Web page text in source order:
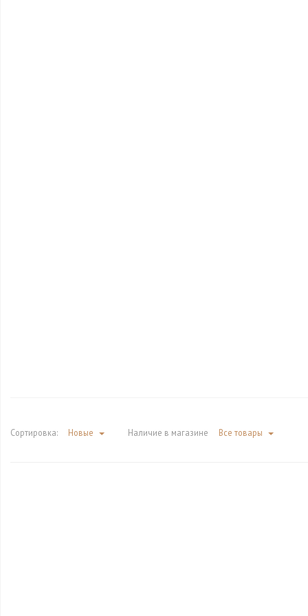
Сортировка: Новые Наличие в магазине Все товары